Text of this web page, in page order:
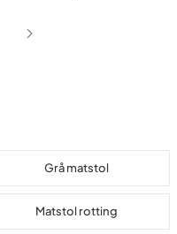
Grå matstol
Matstol rotting